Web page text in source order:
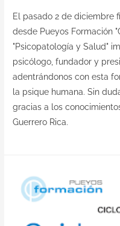
El pasado 2 de diciembre
desde Pueyos Formación
"Psicopatología y Salud"
psicólogo, fundador y
adentrándonos con esta
la psique humana. Sin
gracias a los
Guerrero Rica.